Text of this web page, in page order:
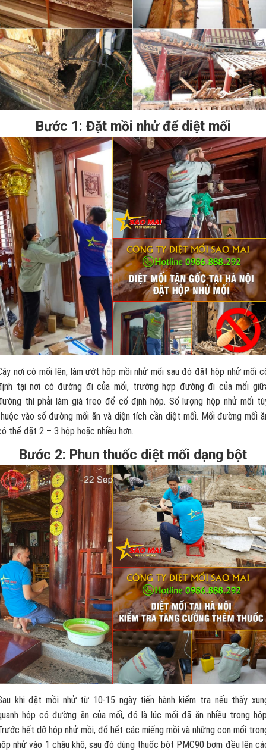
Bước 1: Đặt mồi nhử để diệt mối
nơi có mối lên, làm ướt hộp mồi nhử mối sau đó đặt hộp nhử mối
tại nơi có đường đi của mối, trường hợp đường đi của mối
thì phải làm giá treo để cố định hộp. Số lượng hộp nhử mối
vào số đường mối ăn và diện tích cần diệt mối. Mối đường mối
thể đặt 2 – 3 hộp hoặc nhiều hơn.
Bước 2: Phun thuốc diệt mối dạng bột
khi đặt mồi nhử từ 10-15 ngày tiến hành kiểm tra nếu thấy
hộp có đường ăn của mối, đó là lúc mối đã ăn nhiều trong
hết dỡ hộp nhử mồi, đổ hết các miếng mồi và những con mối
nhử vào 1 chậu khô, sau đó dùng thuốc bột PMC90 bơm đều lên